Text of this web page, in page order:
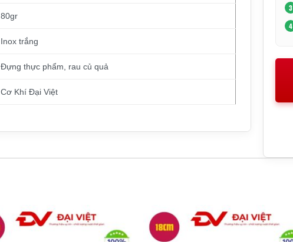
80gr
Inox trắng
Đựng thực phẩm, rau củ quả
Cơ Khí Đại Việt
3
4